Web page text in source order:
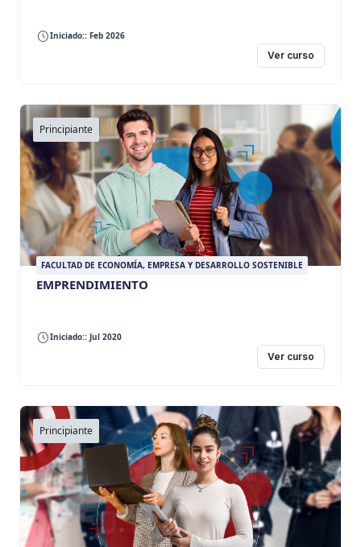
Iniciado:: Feb 2026
Ver curso
Principiante
FACULTAD DE ECONOMÍA, EMPRESA Y DESARROLLO SOSTENIBLE
EMPRENDIMIENTO
Iniciado:: Jul 2020
Ver curso
Principiante